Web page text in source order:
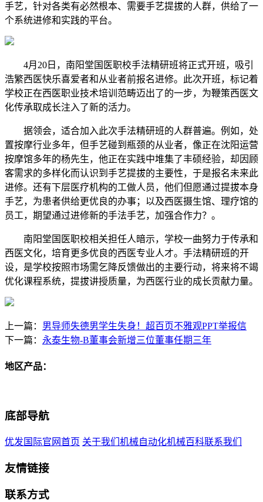
手艺，针对各类有必然根本、需要手艺提拔的人群，供给了一
个系统进修和实践的平台。
4月20日，南阳堂国医职校手法精研班将正式开班，吸引
浩繁西医快乐喜爱者和从业者前报名进修。此次开班，标记着
学校正在西医职业技术培训范畴迈出了的一步，为鞭策西医文
化传承取成长注入了新的活力。
据领会，适合加入此次手法精研班的人群普遍。例如，处
置按摩行业多年，但手艺碰到瓶颈的从业者，像正在沈阳运营
按摩馆多年的杨先生，他正在实践中堆集了丰硕经验，却因顾
客需求的多样化而认识到手艺提拔的主要性，于是报名未来此
进修。还有下层医疗机构的工做人员，他们但愿通过提拔本身
手艺，为患者供给更优良的办事；以及西医摄生馆、理疗馆的
员工，期望通过进修新的手法手艺，加强合作力？。
南阳堂国医职校相关担任人暗示，学校一曲努力于传承和
西医文化，培育更多优良的西医专业人才。手法精研班的开
设，是学校按照市场需乞降反馈做出的主要行动，将来将不竭
优化课程系统，提拔讲授质量，为西医行业的成长贡献力量。
上一篇： 男导师失德男学生失身！超百页不雅观PPT举报信
下一篇： 永泰生物-B董事会新增三位董事任期三年
地区产品：
底部导航
优发国际官网首页 关于我们 机械自动化机械百科联系我们
友情链接
联系方式